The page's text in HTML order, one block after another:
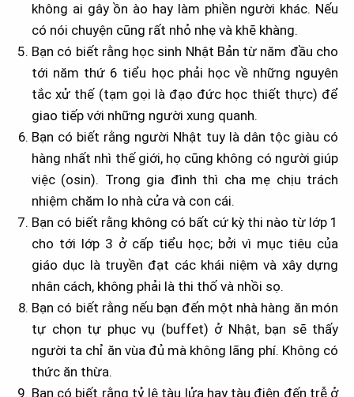
không ai gây ồn ào hay làm phiền người khác. Nếu
có nói chuyện cũng rất nhỏ nhẹ và khẽ khàng.
Bạn có biết rằng học sinh Nhật Bản từ năm đầu cho
tới năm thứ 6 tiểu học phải học về những nguyên
tắc xử thế (tạm gọi là đạo đức học thiết thực) để
giao tiếp với những người xung quanh.
Bạn có biết rằng người Nhật tuy là dân tộc giàu có
hàng nhất nhì thế giới, họ cũng không có người giúp
việc (osin). Trong gia đình thì cha mẹ chịu trách
nhiệm chăm lo nhà cửa và con cái.
Bạn có biết rằng không có bất cứ kỳ thi nào từ lớp 1
cho tới lớp 3 ở cấp tiểu học; bởi vì mục tiêu của
giáo dục là truyền đạt các khái niệm và xây dựng
nhân cách, không phải là thi thố và nhồi sọ.
Bạn có biết rằng nếu bạn đến một nhà hàng ăn món
tự chọn tự phục vụ (buffet) ở Nhật, bạn sẽ thấy
người ta chỉ ăn vùa đủ mà không lãng phí. Không có
thức ăn thừa.
Bạn có biết rằng tỷ lệ tàu lửa hay tàu điện đến trễ ở